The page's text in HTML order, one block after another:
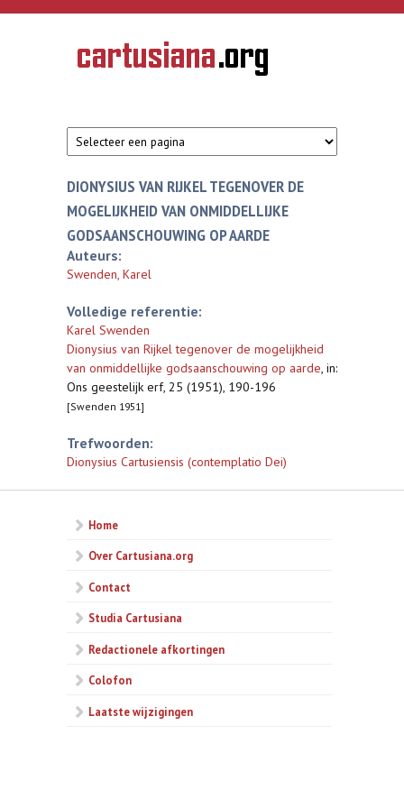
Overslaan en naar de inhoud gaan
CARTUSIANA
Geschiedenis
van de
DIONYSIUS VAN RIJKEL TEGENOVER DE
MOGELIJKHEID VAN ONMIDDELLIJKE
GODSAANSCHOUWING OP AARDE
Auteurs:
Swenden, Karel
Volledige referentie:
Karel Swenden
Dionysius van Rijkel tegenover de mogelijkheid
van onmiddellijke godsaanschouwing op aarde, in:
Ons geestelijk erf, 25 (1951), 190-196
[Swenden 1951]
Trefwoorden:
Dionysius Cartusiensis (contemplatio Dei)
Home
Over Cartusiana.org
Contact
Studia Cartusiana
Redactionele afkortingen
Colofon
Laatste wijzigingen